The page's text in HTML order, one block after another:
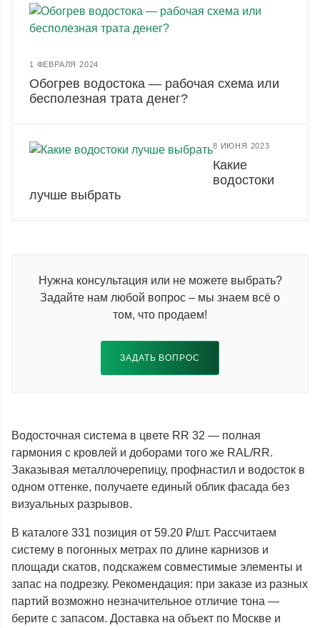
1 ФЕВРАЛЯ 2024
Обогрев водостока — рабочая схема или
бесполезная трата денег?
8 ИЮНЯ 2023
Какие
водостоки
лучше выбрать
Нужна консультация или не можете выбрать?
Задайте нам любой вопрос – мы знаем всё о
том, что продаем!
ЗАДАТЬ ВОПРОС
Водосточная система в цвете RR 32 — полная
гармония с кровлей и доборами того же RAL/RR.
Заказывая металлочерепицу, профнастил и водосток в
одном оттенке, получаете единый облик фасада без
визуальных разрывов.
В каталоге 331 позиция от 59.20 ₽/шт. Рассчитаем
систему в погонных метрах по длине карнизов и
площади скатов, подскажем совместимые элементы и
запас на подрезку. Рекомендация: при заказе из разных
партий возможно незначительное отличие тона —
берите с запасом. Доставка на объект по Москве и